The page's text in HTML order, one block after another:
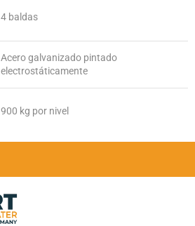
4 baldas
Acero galvanizado pintado
electrostáticamente
900 kg por nivel